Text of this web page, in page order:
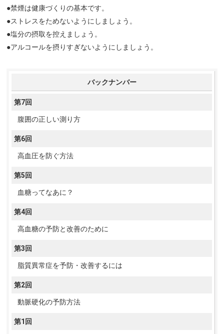
●禁煙は健康づくりの基本です。
●ストレスをためないようにしましょう。
●塩分の摂取を控えましょう。
●アルコールを摂りすぎないようにしましょう。
バックナンバー
第7回
腹囲の正しい測り方
第6回
高血圧を防ぐ方法
第5回
血糖ってなあに？
第4回
高血糖の予防と改善のために
第3回
脂質異常症を予防・改善するには
第2回
動脈硬化の予防方法
第1回